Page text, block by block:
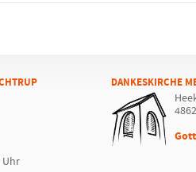
Uhr
DANKESKIRCHE